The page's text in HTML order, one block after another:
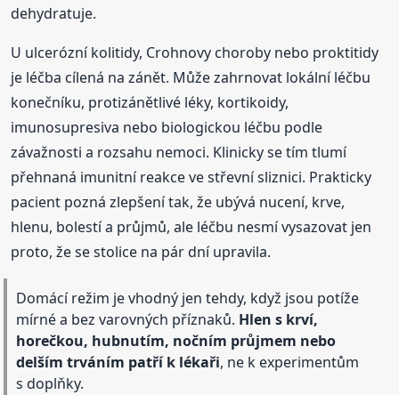
dehydratuje.
U ulcerózní kolitidy, Crohnovy choroby nebo proktitidy
je léčba cílená na zánět. Může zahrnovat lokální léčbu
konečníku, protizánětlivé léky, kortikoidy,
imunosupresiva nebo biologickou léčbu podle
závažnosti a rozsahu nemoci. Klinicky se tím tlumí
přehnaná imunitní reakce ve střevní sliznici. Prakticky
pacient pozná zlepšení tak, že ubývá nucení, krve,
hlenu, bolestí a průjmů, ale léčbu nesmí vysazovat jen
proto, že se stolice na pár dní upravila.
Domácí režim je vhodný jen tehdy, když jsou potíže
mírné a bez varovných příznaků. Hlen s krví,
horečkou, hubnutím, nočním průjmem nebo
delším trváním patří k lékaři, ne k experimentům
s doplňky.